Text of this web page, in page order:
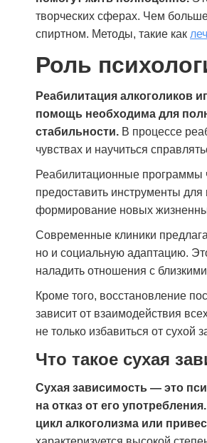
творческих сферах. Чем
спиртном. Методы, такие как
Роль
Реабилитация алкоголиков
помощь необходима для
стабильности. В процессе
чувствах и научиться
Реабилитационные программы
предоставить инструменты
формирование новых
Современные клиники
но и социальную адаптацию.
наладить отношения с
Кроме того, восстановление
зависит от взаимодействия
не только избавиться от
Что такое сухая
Сухая зависимость — это
на отказ от его
цикл алкоголизма или